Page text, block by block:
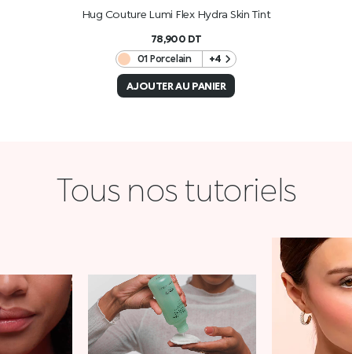
Hug Couture Lumi Flex Hydra Skin Tint
78,900 DT
01 Porcelain
+4
AJOUTER AU PANIER
Tous nos tutoriels